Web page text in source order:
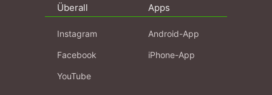
Überall
Instagram
Facebook
YouTube
Apps
Android-App
iPhone-App